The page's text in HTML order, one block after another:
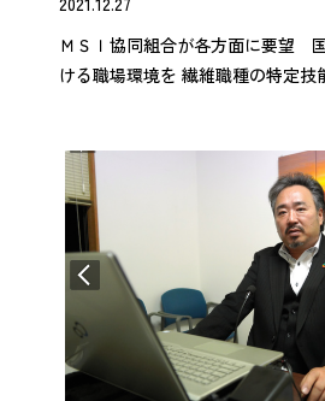
ＭＳＩ協同組合が各方面に要望
ける職場環境を 繊維職種の特定